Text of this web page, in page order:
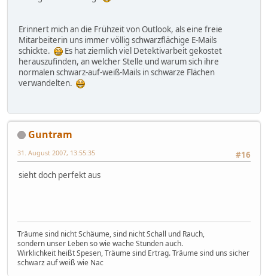
Erinnert mich an die Frühzeit von Outlook, als eine freie
Mitarbeiterin uns immer völlig schwarzflächige E-Mails
schickte.
Es hat ziemlich viel Detektivarbeit gekostet
herauszufinden, an welcher Stelle und warum sich ihre
normalen schwarz-auf-weiß-Mails in schwarze Flächen
verwandelten.
Guntram
#16
31. August 2007, 13:55:35
sieht doch perfekt aus
Träume sind nicht Schäume, sind nicht Schall und Rauch,
sondern unser Leben so wie wache Stunden auch.
Wirklichkeit heißt Spesen, Träume sind Ertrag. Träume sind uns sicher
schwarz auf weiß wie Nac